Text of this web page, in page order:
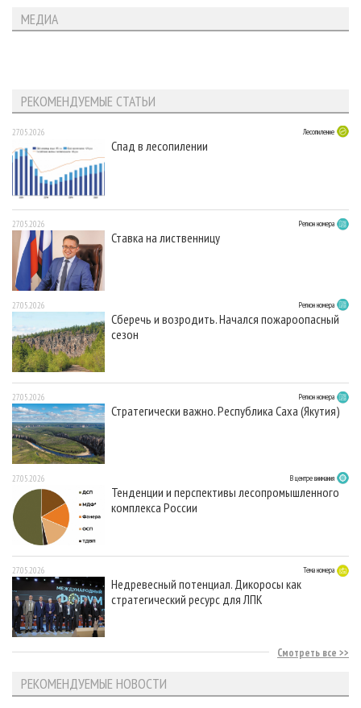
МЕДИА
РЕКОМЕНДУЕМЫЕ СТАТЬИ
27.05.2026 Лесопиление
Спад в лесопилении
27.05.2026 Регион номера
Ставка на лиственницу
27.05.2026 Регион номера
Сберечь и возродить. Начался пожароопасный
сезон
27.05.2026 Регион номера
Стратегически важно. Республика Саха (Якутия)
27.05.2026 В центре внимания
Тенденции и перспективы лесопромышленного
комплекса России
27.05.2026 Тема номера
Недревесный потенциал. Дикоросы как
стратегический ресурс для ЛПК
Смотреть все
РЕКОМЕНДУЕМЫЕ НОВОСТИ